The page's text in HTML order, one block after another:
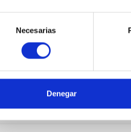
Necesarias
Denegar
para tus hijos?
hijos es una tarea
académico y